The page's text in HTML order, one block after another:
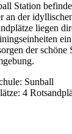
Station
an der
liegen
der schöne
Sunball
4